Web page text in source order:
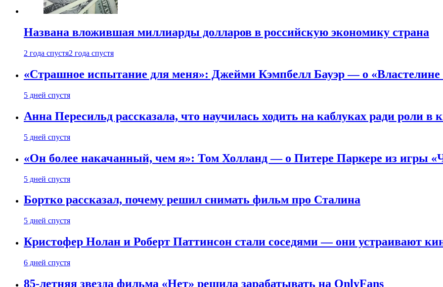
Названа вложившая миллиарды долларов в российскую экономику страна
2 года спустя2 года спустя
«Страшное испытание для меня»: Джейми Кэмпбелл Бауэр — о «Властелине
5 дней спустя
Анна Пересильд рассказала, что научилась ходить на каблуках ради роли в
5 дней спустя
«Он более накачанный, чем я»: Том Холланд — о Питере Паркере из игры
5 дней спустя
Бортко рассказал, почему решил снимать фильм про Сталина
5 дней спустя
Кристофер Нолан и Роберт Паттинсон стали соседями — они устраивают
6 дней спустя
85-летняя звезда фильма «Нет» решила зарабатывать на OnlyFans